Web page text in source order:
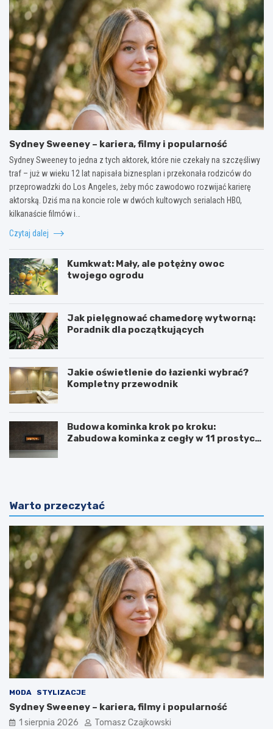
Sydney Sweeney – kariera, filmy i popularność
Sydney Sweeney to jedna z tych aktorek, które nie czekały na szczęśliwy
traf – już w wieku 12 lat napisała biznesplan i przekonała rodziców do
przeprowadzki do Los Angeles, żeby móc zawodowo rozwijać karierę
aktorską. Dziś ma na koncie role w dwóch kultowych serialach HBO,
kilkanaście filmów i…
Czytaj dalej
Kumkwat: Mały, ale potężny owoc
twojego ogrodu
Jak pielęgnować chamedorę wytworną:
Poradnik dla początkujących
Jakie oświetlenie do łazienki wybrać?
Kompletny przewodnik
Budowa kominka krok po kroku:
Zabudowa kominka z cegły w 11 prostych
Warto przeczytać
MODA STYLIZACJE
Sydney Sweeney – kariera, filmy i popularność
1 sierpnia 2026 Tomasz Czajkowski